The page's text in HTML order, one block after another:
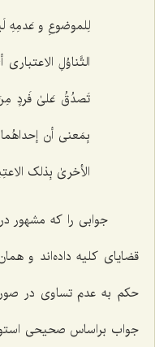
لِلموضوعِ و عَدمِهِ
التَّناوُلِ
تَصدُقُ عَلىٰ فَردٍ
بِمَعنى أن
الأخرىٰ بِذلک
جوابی را که مشهور
قضایای کلیه داده‌اند و
حکم به عدم تساوی در
جواب براساس صحیحی